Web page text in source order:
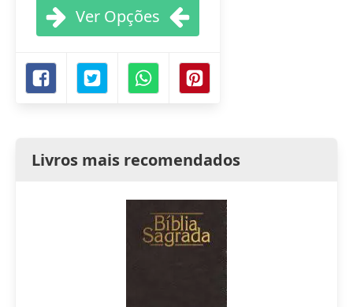
Ver Opções
Livros mais recomendados